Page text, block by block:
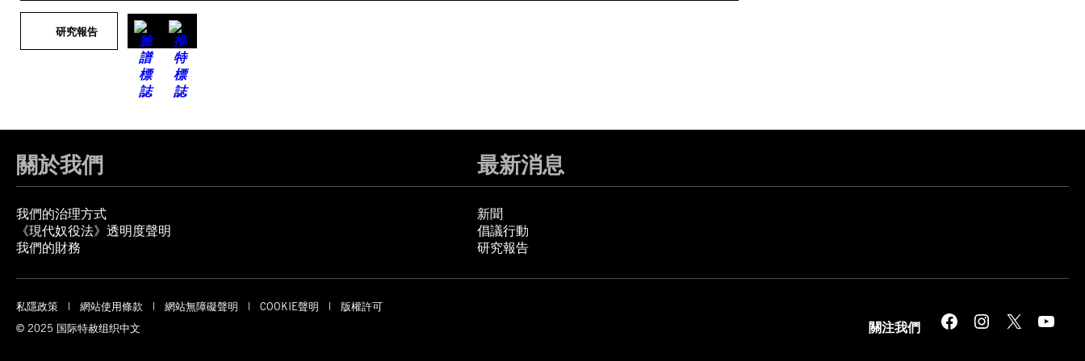
研究報告
關於我們
我們的治理方式
《現代奴役法》透明度聲明
我們的財務
最新消息
新聞
倡議行動
研究報告
私隱政策 網站使用條款 網站無障礙聲明 COOKIE聲明
版權許可
© 2025 国际特赦组织中文
關注我們 Facebook Instagram X YouTube